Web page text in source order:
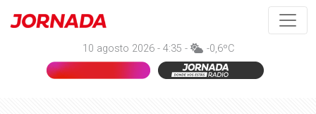
10 agosto 2026 - 4:35 - -0,6ºC